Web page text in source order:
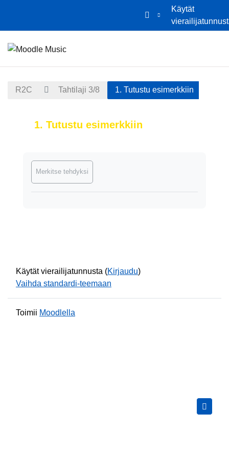
Käytät
R2C Tahtilaji 3/8 1. Tutustu esimerkkiin
1. Tutustu esimerkkiin
Merkitse tehdyksi
Käytät vierailijatunnusta (Kirjaudu)
Vaihda standardi-teemaan
Toimii Moodlella